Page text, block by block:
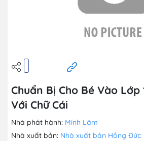
Chuẩn Bị Cho Bé Vào Lớp
Với Chữ Cái
Nhà phát hành: Minh Lâm
Nhà xuất bản: Nhà xuất bản Hồng Đức